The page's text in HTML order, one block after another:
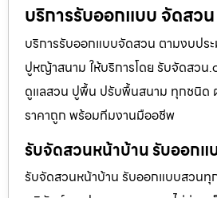
บริการรับออกแบบ จัดสว
บริการรับออกแบบจัดสวน ตามงบปร
ปูหญ้าสนาม ให้บริการโดย รับจัดสว
ดูแลสวน ปูพื้น ปรับพื้นสนาม ทุกชนิด
ราคาถูก พร้อมทีมงานมืออชีพ
รับจัดสวนหน้าบ้าน รับออกแ
รับจัดสวนหน้าบ้าน รับออกแบบสวนทุ